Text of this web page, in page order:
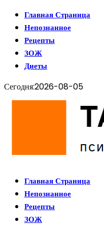
Главная Страница
Непознанное
Рецепты
ЗОЖ
Диеты
Сегодня:2026-08-05
Главная Страница
Непознанное
Рецепты
ЗОЖ